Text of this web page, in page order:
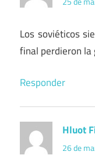
Los soviéticos
final perdieron la
Responder
Hluot
26 de